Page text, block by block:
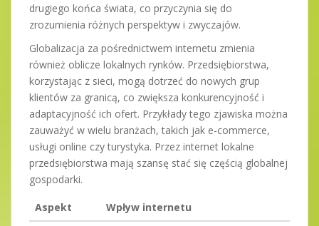
drugiego końca świata, co przyczynia się do
zrozumienia różnych perspektyw i zwyczajów.
Globalizacja za pośrednictwem internetu zmienia
również oblicze lokalnych rynków. Przedsiębiorstwa,
korzystając z sieci, mogą dotrzeć do nowych grup
klientów za granicą, co zwiększa konkurencyjność i
adaptacyjność ich ofert. Przykłady tego zjawiska można
zauważyć w wielu branżach, takich jak e-commerce,
usługi online czy turystyka. Przez internet lokalne
przedsiębiorstwa mają szansę stać się częścią globalnej
gospodarki.
Aspekt
Wpływ internetu